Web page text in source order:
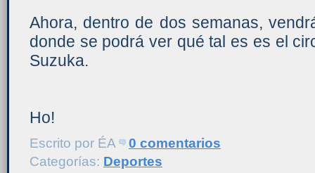
Ahora, dentro de dos semanas,
donde se podrá ver qué tal es es el
Suzuka.
Ho!
Escrito por ÉA
0 comentarios
Categorías: Deportes